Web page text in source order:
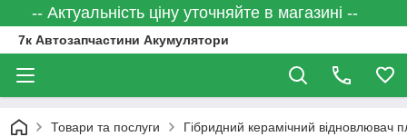
-- Актуальність ціну уточняйте в магазині --
7к Автозапчастини Акумулятори
Товари та послуги Гібридний керамічний